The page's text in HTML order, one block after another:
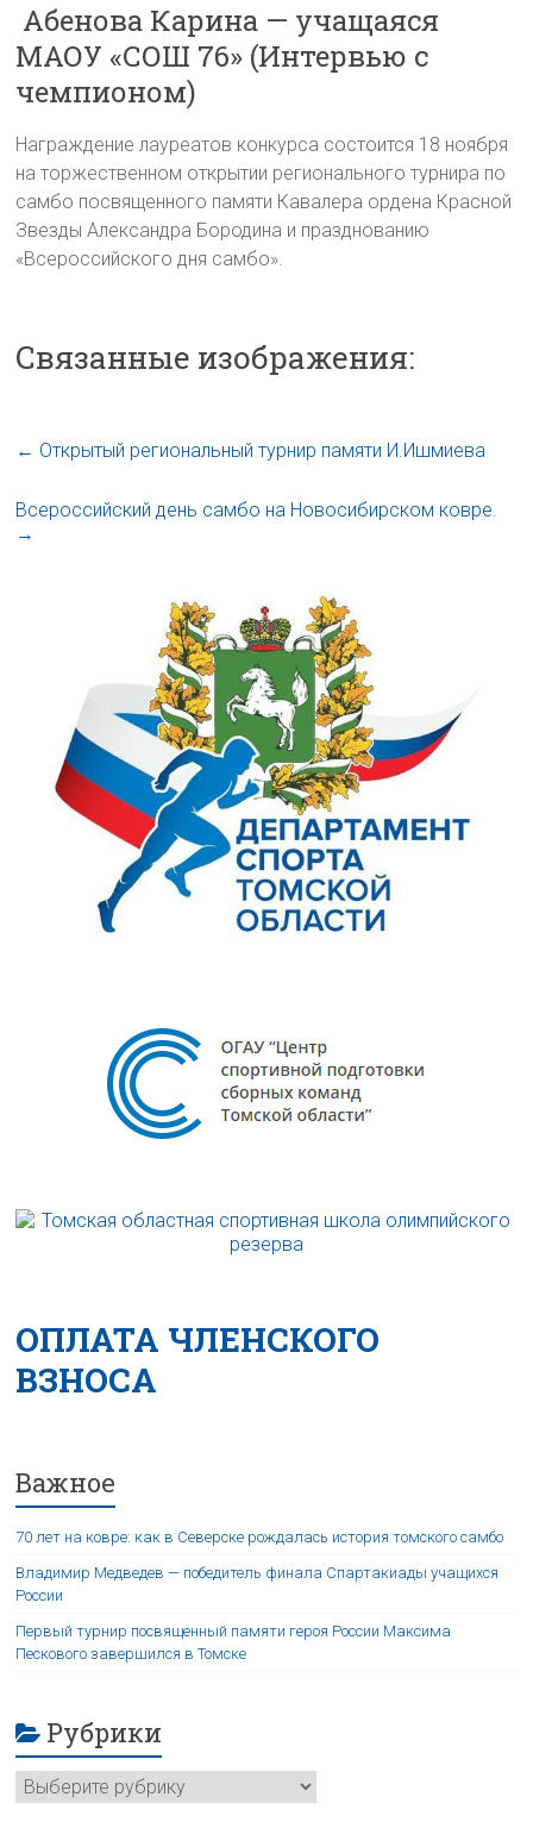
Абенова Карина — учащаяся
МАОУ «СОШ 76» (Интервью с
чемпионом)
Награждение лауреатов конкурса состоится 18 ноября
на торжественном открытии регионального турнира по
самбо посвященного памяти Кавалера ордена Красной
Звезды Александра Бородина и празднованию
«Всероссийского дня самбо».
Связанные изображения:
← Открытый региональный турнир памяти И.Ишмиева
Всероссийский день самбо на Новосибирском ковре.
→
ОПЛАТА ЧЛЕНСКОГО
ВЗНОСА
Важное
70 лет на ковре: как в Северске рождалась история томского самбо
Владимир Медведев — победитель финала Спартакиады учащихся
России
Первый турнир посвященный памяти героя России Максима
Пескового завершился в Томске
Рубрики